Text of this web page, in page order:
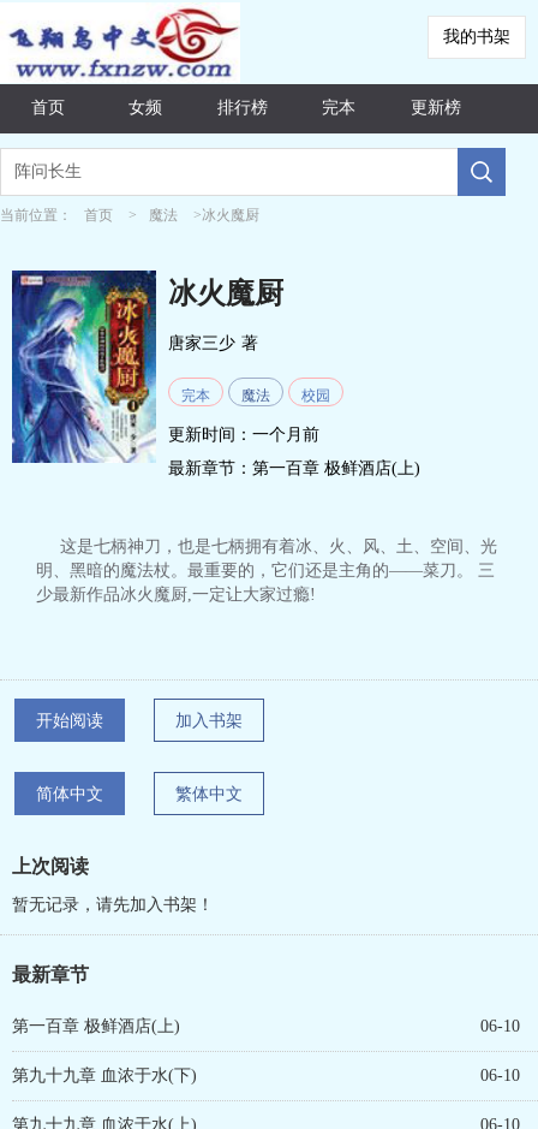
我的书架
首页 女频 排行榜 完本 更新榜
当前位置： 首页 > 魔法 >冰火魔厨
冰火魔厨
唐家三少 著
完本 魔法 校园
更新时间：一个月前
最新章节： 第一百章 极鲜酒店(上)
这是七柄神刀，也是七柄拥有着冰、火、风、土、空间、光
明、黑暗的魔法杖。最重要的，它们还是主角的——菜刀。 三
少最新作品冰火魔厨,一定让大家过瘾!
开始阅读 加入书架
简体中文 繁体中文
上次阅读
暂无记录，请先加入书架！
最新章节
第一百章 极鲜酒店(上) 06-10
第九十九章 血浓于水(下) 06-10
第九十九章 血浓于水(上) 06-10